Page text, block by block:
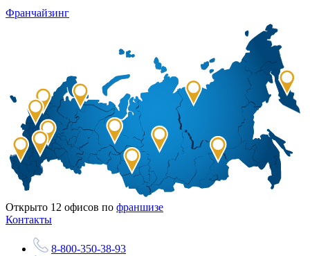
Франчайзинг
Открыто 12 офисов по франшизе
Контакты
8-800-350-38-93